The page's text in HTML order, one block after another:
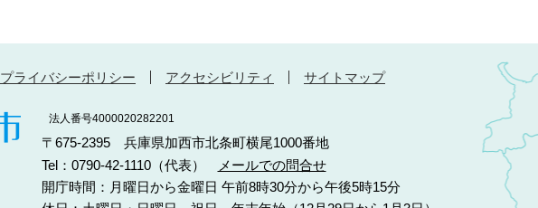
プライバシーポリシー アクセシビリティ サイトマップ
法人番号4000020282201
〒675-2395 兵庫県加西市北条町横尾1000番地
Tel：0790-42-1110（代表）
メールでの問合せ
開庁時間：月曜日から金曜日 午前8時30分から午後5時15分